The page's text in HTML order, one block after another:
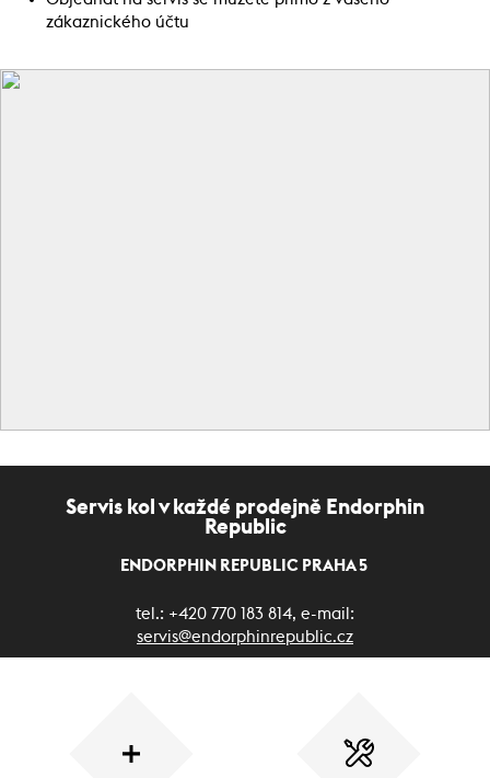
zákaznického účtu
Servis kol v každé prodejně Endorphin
Republic
ENDORPHIN REPUBLIC PRAHA 5
tel.: +420 770 183 814, e-mail:
servis@endorphinrepublic.cz
servis.dynamica@endorphinrepublic.cz